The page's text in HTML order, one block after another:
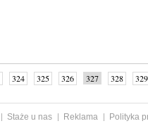
324 325 326 327 328
329
Staże u nas Reklama
Polityka